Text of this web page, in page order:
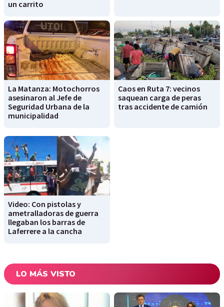
un carrito
La Matanza: Motochorros
asesinaron al Jefe de
Seguridad Urbana de la
municipalidad
Caos en Ruta 7: vecinos
saquean carga de peras
tras accidente de camión
Video: Con pistolas y
ametralladoras de guerra
llegaban los barras de
Laferrere a la cancha
LO MÁS VISTO